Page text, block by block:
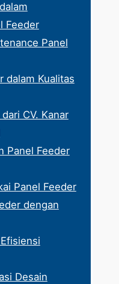
Feeder
Panel
dalam Kualitas
CV. Kanar
Panel Feeder
Panel Feeder
dengan
Desain